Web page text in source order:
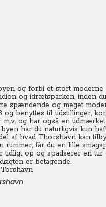
og forbi et stort moderne
og idrætsparken, inden
spændende og meget
og benyttes til udstillinger,
m.v. og har også en udmærket
har du naturligvis kun
af hvad Thorshavn kan
rummer, får du en lille
tidligt op og spadserer en
er betagende.